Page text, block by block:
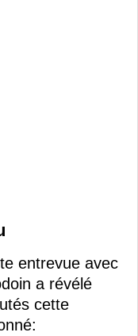
entrevue avec
a révélé
cette